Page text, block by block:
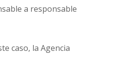
a responsable
caso, la Agencia